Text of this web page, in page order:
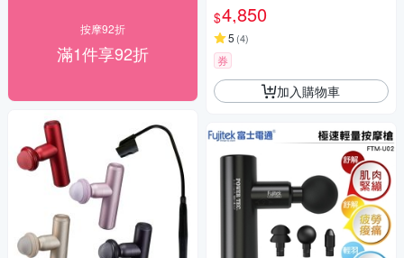
按摩92折
滿1件享92折
$4,850
5 (4)
券
加入購物車